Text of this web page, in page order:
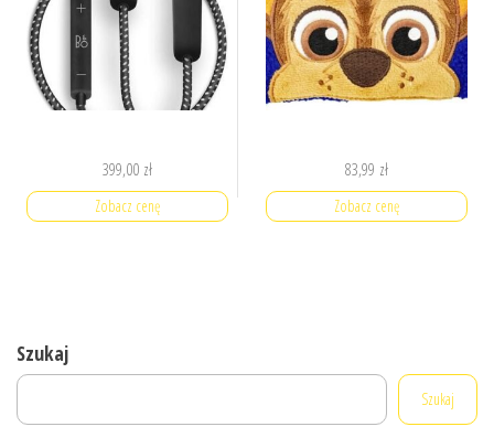
399,00 zł
Zobacz cenę
83,99 zł
Zobacz cenę
Szukaj
Szukaj